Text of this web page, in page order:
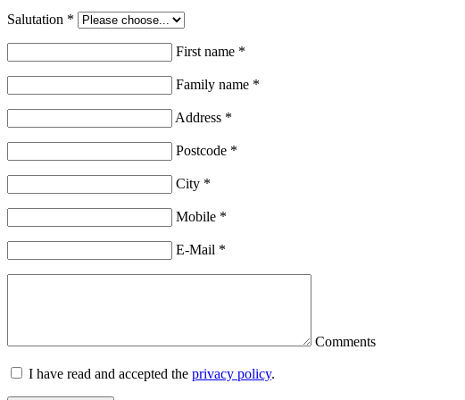
Salutation *
First name *
Family name *
Address *
Postcode *
City *
Mobile *
E-Mail *
Comments
I have read and accepted the privacy policy.